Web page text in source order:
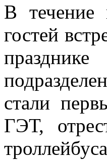
В течение
гостей
стали
ГЭТ,